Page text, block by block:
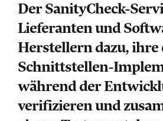
Der SanityCheck-
Lieferanten und
Herstellern dazu, ihre
Schnittstellen-
während der
verifizieren und